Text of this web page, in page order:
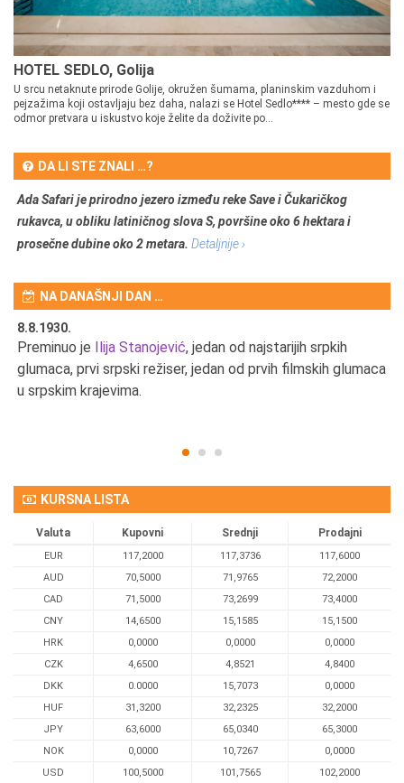
HOTEL SEDLO, Golija
U srcu netaknute prirode Golije, okružen šumama, planinskim vazduhom i
pejzažima koji ostavljaju bez daha, nalazi se Hotel Sedlo**** – mesto gde se
odmor pretvara u iskustvo koje želite da doživite po...
DA LI STE ZNALI …?
Ada Safari je prirodno jezero između reke Save i Čukaričkog
rukavca, u obliku latiničnog slova S, površine oko 6 hektara i
prosečne dubine oko 2 metara. Detaljnije ›
NA DANAŠNJI DAN …
8.8.1930.
Preminuo je Ilija Stanojević, jedan od najstarijih srpkih
glumaca, prvi srpski režiser, jedan od prvih filmskih glumaca
u srpskim krajevima.
KURSNA LISTA
Valuta Kupovni Srednji Prodajni
EUR 117,2000 117,3736
117,6000
AUD
70,5000 71,9765
72,2000
CAD
71,5000 73,2699
73,4000
CNY
14,6500 15,1585
15,1500
HRK
0,0000 0,0000
0,0000
CZK
4,6500 4,8521
4,8400
DKK
0.0000 15,7073
0,0000
HUF
31,3200 32,2325
32,2000
JPY
63,6000 65,0340
65,3000
NOK
0,0000 10,7267
0,0000
USD
100,5000 101,7565 102,2000